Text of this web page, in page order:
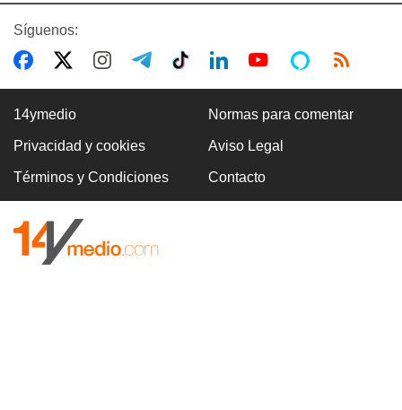
Síguenos:
14ymedio Normas para comentar
Privacidad y cookies Aviso Legal
Términos y Condiciones Contacto